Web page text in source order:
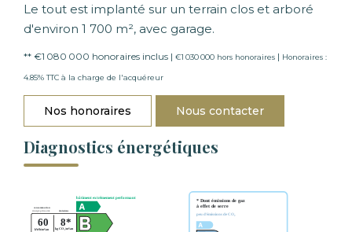
Le tout est implanté sur un terrain clos et arboré
d'environ 1 700 m², avec garage.
** €1 080 000 honoraires inclus | €1 030 000 hors honoraires | Honoraires :
4.85% TTC à la charge de l'acquéreur
Nos honoraires Nous contacter
Diagnostics énergétiques